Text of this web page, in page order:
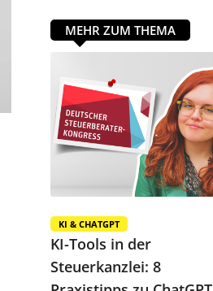
MEHR ZUM THEMA
KI & CHATGPT
KI-Tools in der
Steuerkanzlei: 8